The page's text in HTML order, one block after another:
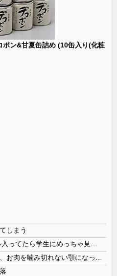
ン&甘夏缶詰め (10缶入り(化粧
しまう